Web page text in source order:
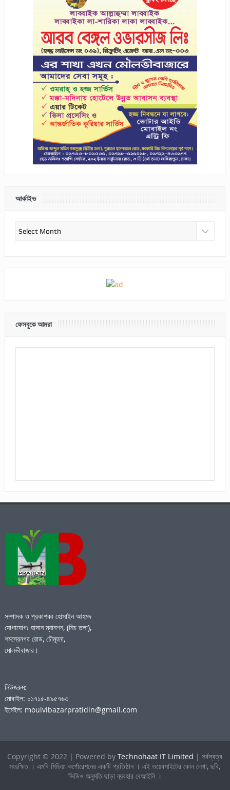
আর্কাইভ
আর্কাইভ
ফেসবুকে আমরা
সম্পাদক ও প্রকাশকঃ হোসাইন আহমদ
যোগাযোগঃ হাসান ম্যানশন, (নিচ তলা),
শমসেরনগর রোড, চৌমূহনা,
মৌলভীবাজার।
নিউজরুম:
মোবাইল: ০১৭১৫-৪৯৫৭৬৩
ইমেইল: moulvibazarpratidin@gmail.com
Copyright © 2022 | Powered byTechnohaat IT Limited | সর্বস্বত্ব
সংরক্ষিত । এমবি মিডিয়া কর্পোরেশনের একটি প্রতিষ্ঠান । এই ওয়েবসাইটের কোন লেখা, ছবি,
ভিডিও অনুমতি ছাড়া ব্যবহার বেআইনি ।